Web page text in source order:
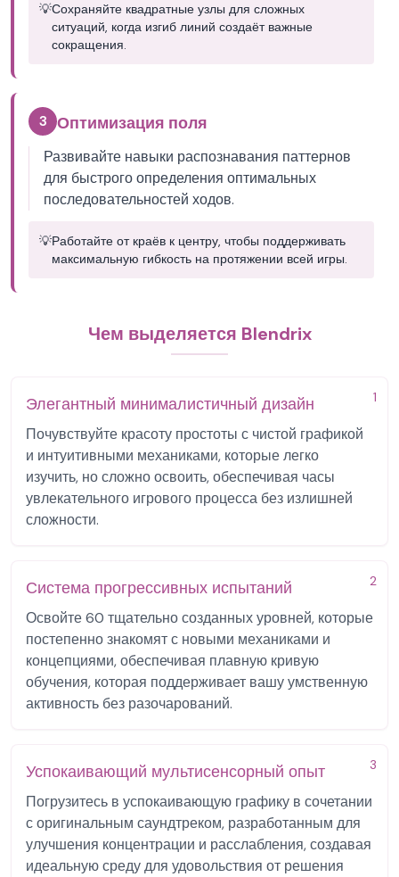
💡Сохраняйте квадратные узлы для сложных
ситуаций, когда изгиб линий создаёт важные
сокращения.
3 Оптимизация поля
Развивайте навыки распознавания паттернов
для быстрого определения оптимальных
последовательностей ходов.
💡Работайте от краёв к центру, чтобы поддерживать
максимальную гибкость на протяжении всей игры.
Чем выделяется Blendrix
1
Элегантный минималистичный дизайн
Почувствуйте красоту простоты с чистой графикой
и интуитивными механиками, которые легко
изучить, но сложно освоить, обеспечивая часы
увлекательного игрового процесса без излишней
сложности.
2
Система прогрессивных испытаний
Освойте 60 тщательно созданных уровней, которые
постепенно знакомят с новыми механиками и
концепциями, обеспечивая плавную кривую
обучения, которая поддерживает вашу умственную
активность без разочарований.
3
Успокаивающий мультисенсорный опыт
Погрузитесь в успокаивающую графику в сочетании
с оригинальным саундтреком, разработанным для
улучшения концентрации и расслабления, создавая
идеальную среду для удовольствия от решения